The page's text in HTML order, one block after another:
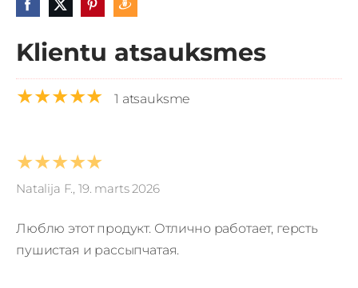
Klientu atsauksmes
★★★★★ 1 atsauksme
★★★★★
Natalija F., 19. marts 2026
Люблю этот продукт. Отлично работает, герсть
пушистая и рассыпчатая.